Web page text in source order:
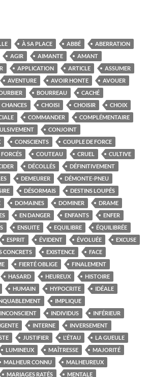
À SA PLACE ABBÉ
ABERRATION
AGIR AIMANTE
AMANT
APPLICATION ARTICLE
ASSUMER
AVENTURE AVOIR HONTE
AVOUER
BOURREAU
CACHÉ
CHANCES CHOISI CHOISIR
CHOIX
COMMANDER
COMPLÉMENTAIRE
CONJOINT
CONSCIENTS
COUPLE DE FORCE
COUTEAU CRUEL
CULTIVE
DÉCOLLÉS
DÉFINITIVEMENT
DEMEURER
DÉMONTE-PNEU
DÉSORMAIS
DESTINS LOUPÉS
DOMAINES DOMINER
DRAME
EN DANGER ENFANTS
ENFER
ENSUITE EQUILIBRE
ÉQUILIBRÉE
ESPRIT ÉVIDENT ÉVOLUÉE
EXCUSE
CONCRETS EXISTENCE
FACE
FIERTÉ OBLIGE
FINALEMENT
HASARD HEUREUX
HISTOIRE
HUMAIN HYPOCRITE
IDÉALE
IMPLIQUE
INCONSCIENT INDIVIDUS
INFÉRIEUR
INTERNE
INVERSEMENT
JUSTIFIER L'ÉTAU
LA GUEULE
LUMINEUX MAÎTRESSE
MAJORITÉ
MALHEUR CONNU
MALHEUREUX
MARIAGES RATÉS MENTALE